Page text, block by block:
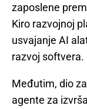
zaposlene
Kiro razvojnoj
usvajanje AI
razvoj softvera.
Međutim, dio
agente za